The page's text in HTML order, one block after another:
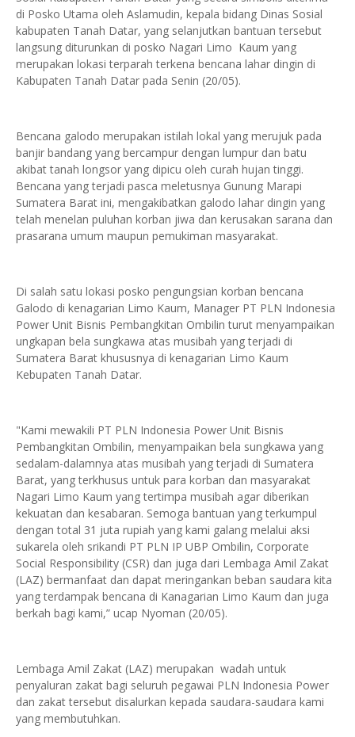
di Posko Utama oleh Aslamudin, kepala bidang Dinas Sosial
kabupaten Tanah Datar, yang selanjutkan bantuan tersebut
langsung diturunkan di posko Nagari Limo Kaum yang
merupakan lokasi terparah terkena bencana lahar dingin di
Kabupaten Tanah Datar pada Senin (20/05).
Bencana galodo merupakan istilah lokal yang merujuk pada
banjir bandang yang bercampur dengan lumpur dan batu
akibat tanah longsor yang dipicu oleh curah hujan tinggi.
Bencana yang terjadi pasca meletusnya Gunung Marapi
Sumatera Barat ini, mengakibatkan galodo lahar dingin yang
telah menelan puluhan korban jiwa dan kerusakan sarana dan
prasarana umum maupun pemukiman masyarakat.
Di salah satu lokasi posko pengungsian korban bencana
Galodo di kenagarian Limo Kaum, Manager PT PLN Indonesia
Power Unit Bisnis Pembangkitan Ombilin turut menyampaikan
ungkapan bela sungkawa atas musibah yang terjadi di
Sumatera Barat khususnya di kenagarian Limo Kaum
Kebupaten Tanah Datar.
"Kami mewakili PT PLN Indonesia Power Unit Bisnis
Pembangkitan Ombilin, menyampaikan bela sungkawa yang
sedalam-dalamnya atas musibah yang terjadi di Sumatera
Barat, yang terkhusus untuk para korban dan masyarakat
Nagari Limo Kaum yang tertimpa musibah agar diberikan
kekuatan dan kesabaran. Semoga bantuan yang terkumpul
dengan total 31 juta rupiah yang kami galang melalui aksi
sukarela oleh srikandi PT PLN IP UBP Ombilin, Corporate
Social Responsibility (CSR) dan juga dari Lembaga Amil Zakat
(LAZ) bermanfaat dan dapat meringankan beban saudara kita
yang terdampak bencana di Kanagarian Limo Kaum dan juga
berkah bagi kami,” ucap Nyoman (20/05).
Lembaga Amil Zakat (LAZ) merupakan wadah untuk
penyaluran zakat bagi seluruh pegawai PLN Indonesia Power
dan zakat tersebut disalurkan kepada saudara-saudara kami
yang membutuhkan.